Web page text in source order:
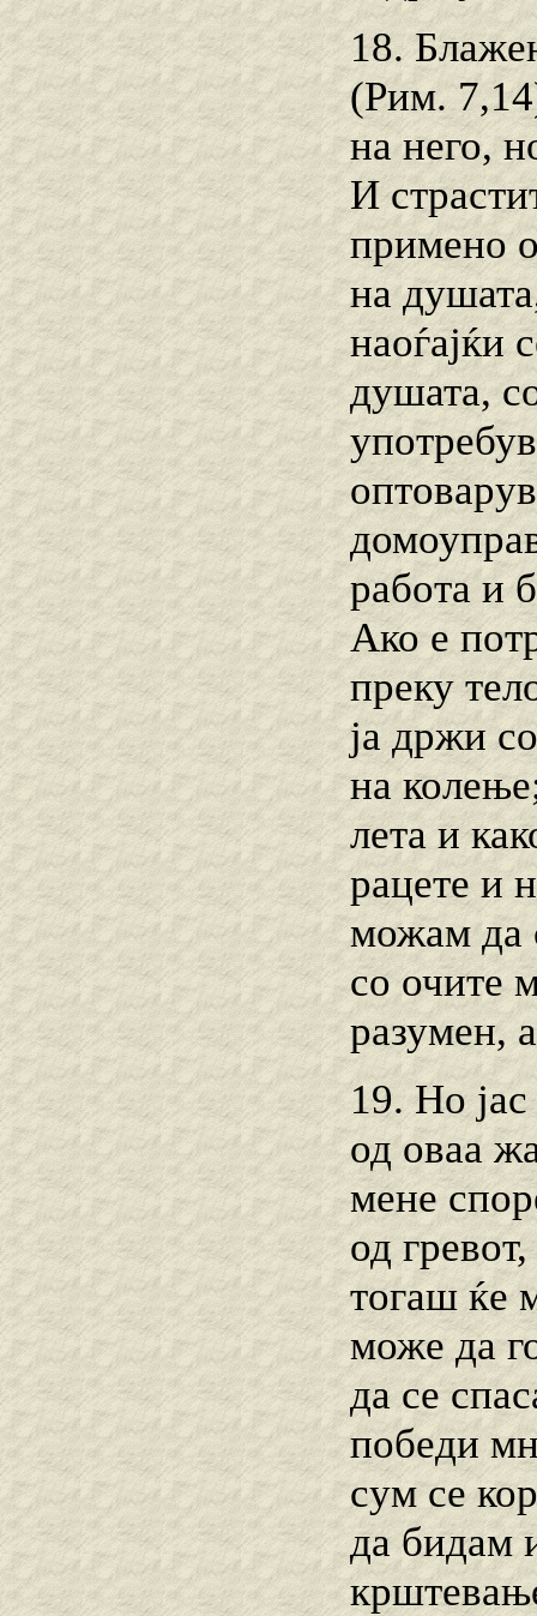
18.
(Рим.
на него,
И
примено
на
наоѓајќи
душата,
работа и
Ако е
преку
ја држи
на
лета и
рацете и
можам да
со очите
разумен,
19. Но
од оваа
мене
од
тогаш ќе
може да
да се
победи
сум се
да бидам